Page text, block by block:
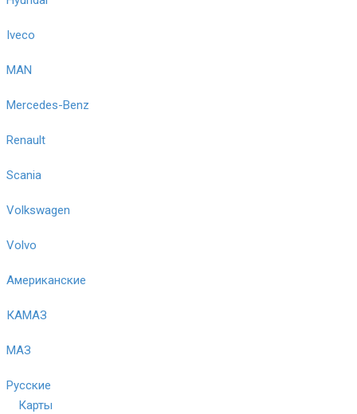
Iveco
MAN
Mercedes-Benz
Renault
Scania
Volkswagen
Volvo
Американские
КАМАЗ
МАЗ
Русские
Карты